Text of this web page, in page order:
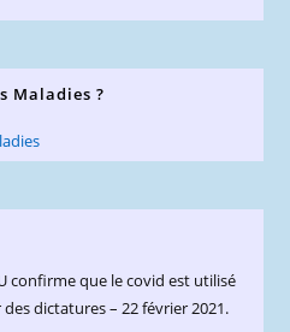
Maladies ?
confirme que le covid est utilisé
dictatures – 22 février 2021.